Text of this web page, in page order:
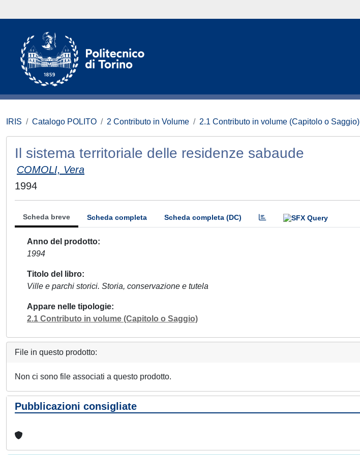
IRIS Catalogo POLITO 2 Contributo in Volume 2.1 Contributo in volume (Capitolo o Saggio)
Il sistema territoriale delle residenze sabaude
COMOLI, Vera
1994
Scheda breve Scheda completa Scheda completa (DC)
Anno del prodotto
1994
Titolo del libro
Ville e parchi storici. Storia, conservazione e tutela
Appare nelle tipologie
2.1 Contributo in volume (Capitolo o Saggio)
File in questo prodotto:
Non ci sono file associati a questo prodotto.
Pubblicazioni consigliate